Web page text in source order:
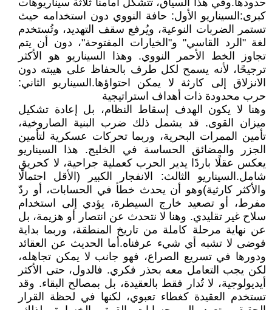
حدودها.وفي هذا السياق، تتشكل أمامنا ثلاثة سيناريوهات
كبرى:السيناريو الأول: حافة النووي دون استخدامه حيث
تستمر الضربات النوعية، ويُرفع سقف التهديد، وتُستخدم
لغة "الرد القاسي" و"الخيارات المفتوحة"، دون أن يتم
تجاوز الخط الأحمر النووي. وهذا السيناريو هو الأكثر
ترجيحًا، لأنه يسمح لكل طرف بالحفاظ على هيبته دون
الانزلاق إلى كارثة لا يمكن احتواؤها.السيناريو الثاني:
حرب محدودة ذات أهداف استراتيجية
وهنا لا يكون الهدف إسقاط النظام، بل إعادة تشكيل
ميزان القوى. قد يشمل ذلك ضرب البنية الصاروخية،
تأمين الممرات البحرية، وربما تحركات عسكرية لتأمين
الجزر والمضائق الحساسة في الخليج. هذا السيناريو
يعكس عقلًا باردًا يدير الحرب كعملية جراحية، لا كحريق
شامل.السيناريو الثالث: الانفجار الكبير (الأقل احتمالًا
والأكثر كارثية)وهو أن يحدث خطأ في الحسابات، أو ردّ
مفرط، أو تصعيد خارج السيطرة، يؤدي إلى استخدام
سلاح غير تقليدي. وهنا لا نتحدث عن انتصار أو هزيمة، بل
عن نهاية مرحلة كاملة من تاريخ المنطقة، وربما بداية
فوضى لا تشبه أي شيء عرفناه.أما الحديث عن العقائد
ودورها في تسريع الصراع، فهو جانب لا يمكن تجاهله،
لكن يجب التعامل معه بحذر فكري. فالدول، حتى الأكثر
أيديولوجية، لا تُدار فقط بالعقيدة، بل بمصالح البقاء. وقد
تستخدم العقيدة كغطاء تعبوي، لكنها في لحظة القرار